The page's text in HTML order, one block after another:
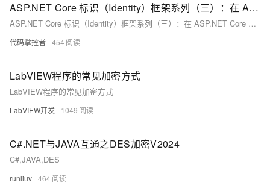
ASP.NET Core 标识（Identity）框架系列（三）：在 ASP.NET Core Web API 项目中使用标识（Identity）框架进行身份验证
ASP.NET Core 标识（Identity）框架系列（三）：在 ASP.NET Core Web API 项目中使用标识（Identity）框架进行身份验证
代码掌控者 454
LabVIEW程序的常见加密方式
LabVIEW程序的常见加密方式
LabVIEW开发 1049
C#.NET与JAVA互通之DES加密V2024
C#,JAVA,DES
runliuv 464